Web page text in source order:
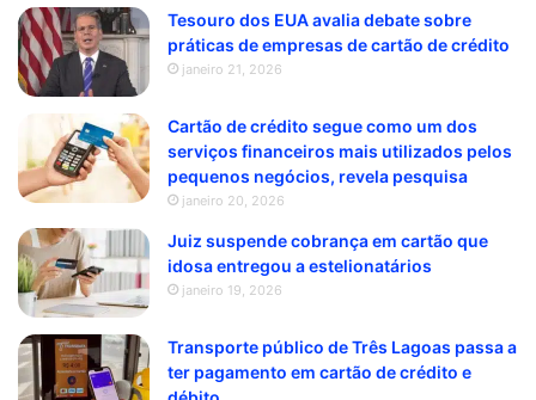
Tesouro dos EUA avalia debate sobre
práticas de empresas de cartão de crédito
janeiro 21, 2026
Cartão de crédito segue como um dos
serviços financeiros mais utilizados pelos
pequenos negócios, revela pesquisa
janeiro 20, 2026
Juiz suspende cobrança em cartão que
idosa entregou a estelionatários
janeiro 19, 2026
Transporte público de Três Lagoas passa a
ter pagamento em cartão de crédito e